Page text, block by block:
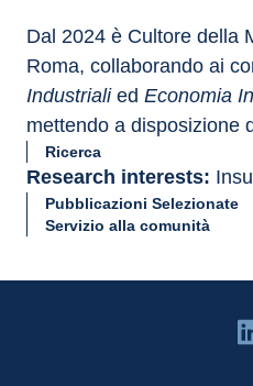
Dal 2024 è Cultore della
Roma, collaborando ai
Industriali ed Economia
mettendo a disposizione
Ricerca
Research interests:
Pubblicazioni Selezionate
Servizio alla comunità